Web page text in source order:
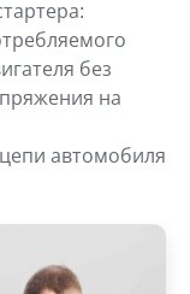
без
на
автомобиля